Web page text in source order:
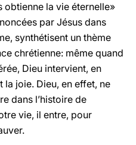
obtienne la vie éternelle»
par Jésus dans
synthétisent un thème
chrétienne: même quand
Dieu intervient, en
la joie. Dieu, en effet, ne
dans l’histoire de
vie, il entre, pour